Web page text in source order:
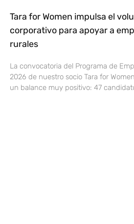
Tara for Women impulsa el
corporativo para apoyar a
rurales
La convocatoria del Programa de
2026 de nuestro socio Tara for
un balance muy positivo: 47